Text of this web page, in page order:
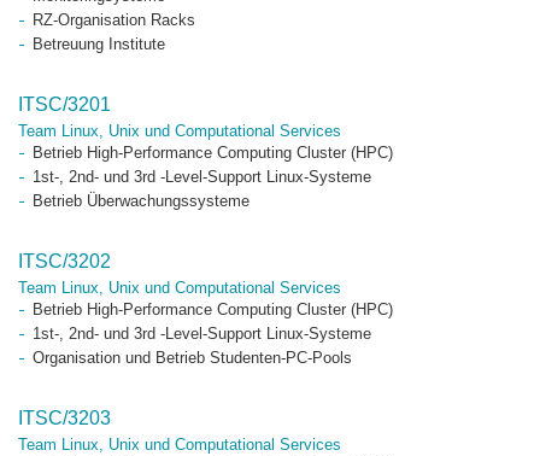
RZ-Organisation Racks
Betreuung Institute
ITSC/3201
Team Linux, Unix und Computational Services
Betrieb High-Performance Computing Cluster (HPC)
1st-, 2nd- und 3rd -Level-Support Linux-Systeme
Betrieb Überwachungssysteme
ITSC/3202
Team Linux, Unix und Computational Services
Betrieb High-Performance Computing Cluster (HPC)
1st-, 2nd- und 3rd -Level-Support Linux-Systeme
Organisation und Betrieb Studenten-PC-Pools
ITSC/3203
Team Linux, Unix und Computational Services